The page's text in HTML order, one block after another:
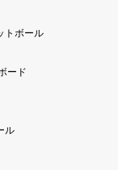
トボール
ード
ル